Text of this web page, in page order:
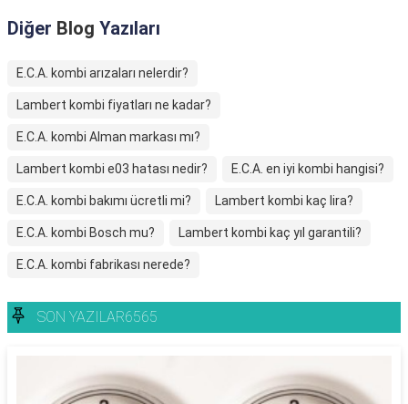
Diğer Blog Yazıları
E.C.A. kombi arızaları nelerdir?
Lambert kombi fiyatları ne kadar?
E.C.A. kombi Alman markası mı?
Lambert kombi e03 hatası nedir? E.C.A. en iyi kombi hangisi?
E.C.A. kombi bakımı ücretli mi? Lambert kombi kaç lira?
E.C.A. kombi Bosch mu? Lambert kombi kaç yıl garantili?
E.C.A. kombi fabrikası nerede?
SON YAZILAR6565